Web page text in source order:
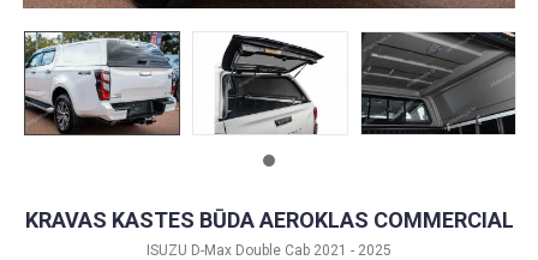
KRAVAS KASTES BŪDA AEROKLAS COMMERCIAL
ISUZU D-Max Double Cab 2021 - 2025